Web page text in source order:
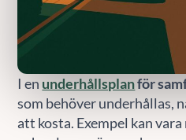
I en underhållsplanför
som behöver underhållas,
att kosta. Exempel kan